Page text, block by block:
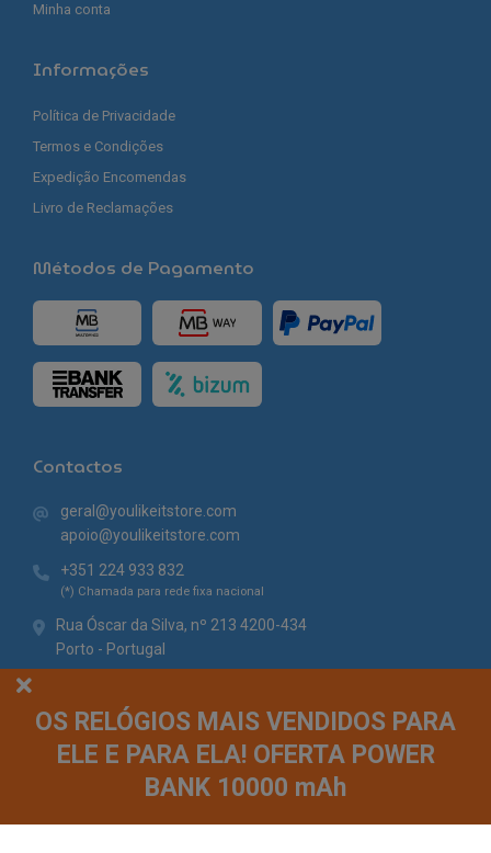
OS RELÓGIOS MAIS VENDIDOS PARA
ELE E PARA ELA! OFERTA POWER
BANK 10000 mAh
Minha conta
Informações
Política de Privacidade
Termos e Condições
Expedição Encomendas
Livro de Reclamações
Métodos de Pagamento
Contactos
geral@youlikeitstore.com
apoio@youlikeitstore.com
+351 224 933 832
(*) Chamada para rede fixa nacional
Rua Óscar da Silva, nº 213 4200-434
Porto - Portugal